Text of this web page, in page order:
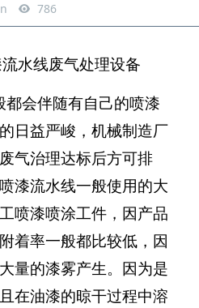
786
水线废气处理设备
都会伴随有自己的喷漆
日益严峻，机械制造厂
气治理达标后方可排
漆流水线一般使用的大
喷漆喷涂工件，因产品
着率一般都比较低，因
量的漆雾产生。因为是
在油漆的晾干过程中溶